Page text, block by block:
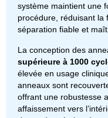
système maintient une
procédure, réduisant la
séparation fiable et
La conception des
supérieure à 1000
élevée en usage
anneaux sont
offrant une robustesse
affaissement vers